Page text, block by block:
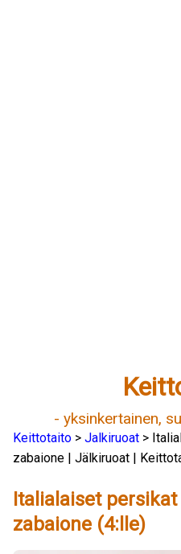
- yksinkertainen,
Keittotaito > Jalkiruoat >
zabaione | Jälkiruoat |
Italialaiset
zabaione (4:lle)